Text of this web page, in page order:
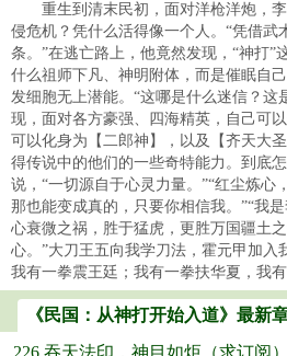
重生到清末民初，面对洋枪洋炮，
侵危机？凭什么活得像一个人。“凭借武
条。”在逃亡路上，他竟然发现，“神打”
什么祖师下凡、神明附体，而是催眠自
发细胞无上潜能。“这哪是什么迷信？这
现，面对各方豪强、四海精英，自己可
可以化身为【二郎神】，以及【齐天大
得传说中的他们的一些奇特能力。到底
说，“一切源自于心灵力量。”“红尘炼心
那也能变成真的，只要你相信我。”“我
心衰微之祸，胜于猛虎，更胜万国疆土
心。”大刀王五向我学刀法，霍元甲加
我有一拳震王廷；我有一拳扶华夏，我
《民国：从神打开始入道》最新
226 吞天法印，神目如炬（求订阅）